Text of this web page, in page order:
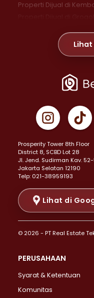
Properti Dijual di
Properti Dijual di
Properti Dijual di
Properti Dijual di
Properti Dijual di Gambir
Properti Dijual di Johar
Properti Dijual di
Properti Dijual di Senen
Properti Dijual di Tanah
Properti Dijual di Cikini >
Properti Dijual di Kramat
Properti Dijual di Pasar
Properti Dijual di
Properti Dijual di
Properti Dijual di Lebak
Properti Dijual di
Properti Dijual di
Prosperity Tower 8th Floor
District 8, SCBD Lot 28
JI. Jend. Sudirman Kav.
Jakarta Selatan 12190
Telp: 021-38959193
Lihat di
© 2026 - PT Real Estate
PERUSAHAAN
Syarat & Ketentuan
Komunitas